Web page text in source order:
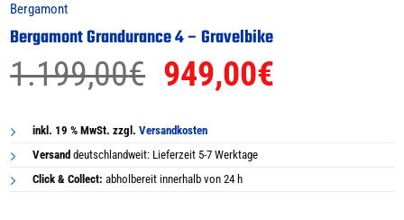
Bergamont
Bergamont Grandurance 4 – Gravelbike
1.199,00€ Ursprünglicher
war:
1.199,00€
949,00€
inkl. 19 % MwSt. zzgl.Versandkosten
Versand deutschlandweit: Lieferzeit 5-7 Werktage
Click & Collect: abholbereit innerhalb von 24 h